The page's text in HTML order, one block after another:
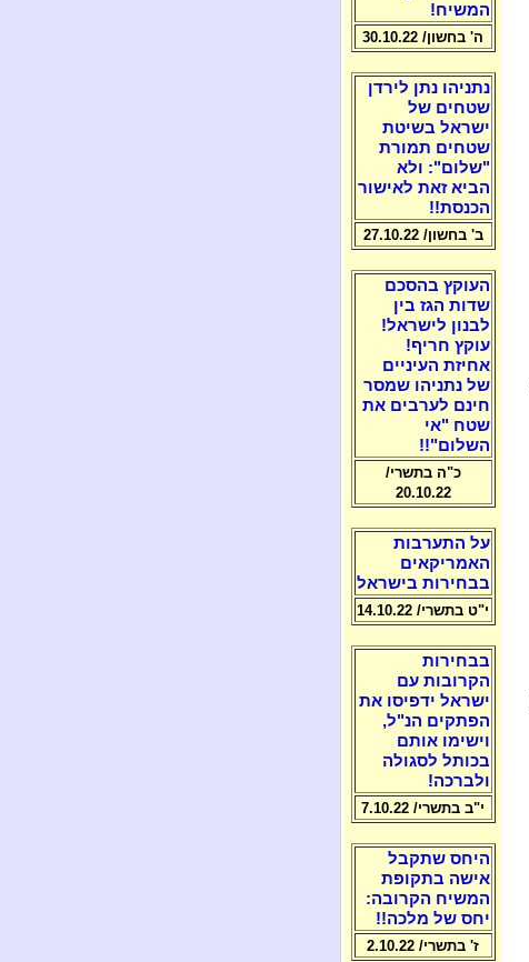
המשיח!
ה' בחשון/ 30.10.22
נתניהו נתן לירדן
שטחים של
ישראל בשיטת
שטחים תמורת
"שלום": ולא
הביא זאת לאישור
הכנסת!!
ב' בחשון/ 27.10.22
העוקץ בהסכם
שדות הגז בין
לבנון לישראל!
עוקץ חריף!
אחיזת העיניים
של נתניהו שמסר
חינם לערבים את
שטח "אי
השלום"!!
כ"ה בתשרי/
20.10.22
על התערבות
האמריקאים
בבחירות בישראל
י"ט בתשרי/ 14.10.22
בבחירות
הקרובות עם
ישראל ידפיסו את
הפתקים הנ"ל,
וישימו אותם
בכותל לסגולה
ולברכה!
י"ב בתשרי/ 7.10.22
היחס שתקבל
אישה בתקופת
המשיח הקרובה:
יחס של מלכה!!
ז' בתשרי/ 2.10.22